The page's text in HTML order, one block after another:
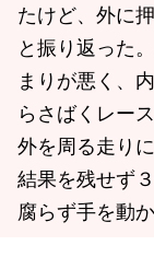
たけど、外に
と振り返った
まりが悪く、
らさばくレー
外を周る走り
結果を残せず
腐らず手を動